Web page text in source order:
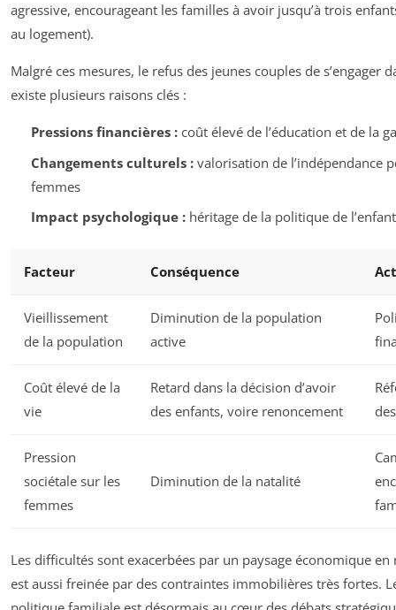
agressive, encourageant les familles à avoir jusqu’à trois
au logement).
Malgré ces mesures, le refus des jeunes couples de s’engager
existe plusieurs raisons clés :
Pressions financières :coût élevé de l’éducation et de la
Changements culturels :valorisation de l’indépendance
femmes
Impact psychologique :héritage de la politique de
Facteur Conséquence
Vieillissement
de la population
Diminution de la population
active
Coût élevé de la
vie
Retard dans la décision d’avoir
des enfants, voire renoncement
Pression
sociétale sur les
femmes
Diminution de la natalité
Les difficultés sont exacerbées par un paysage économique
est aussi freinée par des contraintes immobilières très fortes.